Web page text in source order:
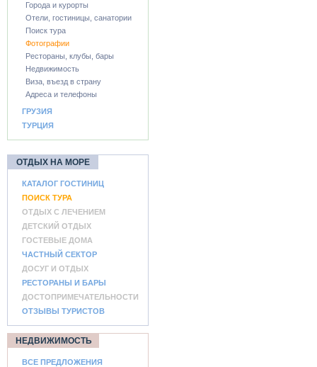
Города и курорты
Отели, гостиницы, санатории
Поиск тура
Фотографии
Рестораны, клубы, бары
Недвижимость
Виза, въезд в страну
Адреса и телефоны
ГРУЗИЯ
ТУРЦИЯ
ОТДЫХ НА МОРЕ
КАТАЛОГ ГОСТИНИЦ
ПОИСК ТУРА
ОТДЫХ С ЛЕЧЕНИЕМ
ДЕТСКИЙ ОТДЫХ
ГОСТЕВЫЕ ДОМА
ЧАСТНЫЙ СЕКТОР
ДОСУГ И ОТДЫХ
РЕСТОРАНЫ И БАРЫ
ДОСТОПРИМЕЧАТЕЛЬНОСТИ
ОТЗЫВЫ ТУРИСТОВ
НЕДВИЖИМОСТЬ
ВСЕ ПРЕДЛОЖЕНИЯ